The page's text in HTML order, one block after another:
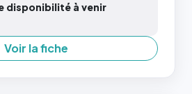
disponibilité à venir
Voir la fiche